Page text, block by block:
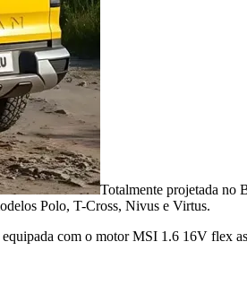
Totalmente projetada no
Polo, T-Cross, Nivus e Virtus.
com o motor MSI 1.6 16V flex